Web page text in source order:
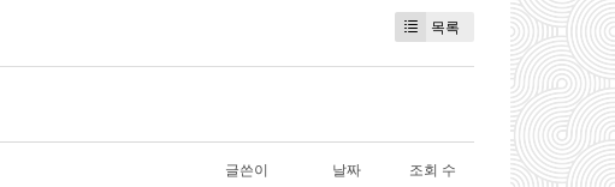
목록
글쓴이 날짜 조회 수